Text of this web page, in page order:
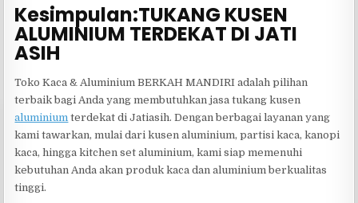
Kesimpulan:TUKANG KUSEN
ALUMINIUM TERDEKAT DI JATI
ASIH
Toko Kaca & Aluminium BERKAH MANDIRI adalah pilihan
terbaik bagi Anda yang membutuhkan jasa tukang kusen
aluminium terdekat di Jatiasih. Dengan berbagai layanan yang
kami tawarkan, mulai dari kusen aluminium, partisi kaca, kanopi
kaca, hingga kitchen set aluminium, kami siap memenuhi
kebutuhan Anda akan produk kaca dan aluminium berkualitas
tinggi.